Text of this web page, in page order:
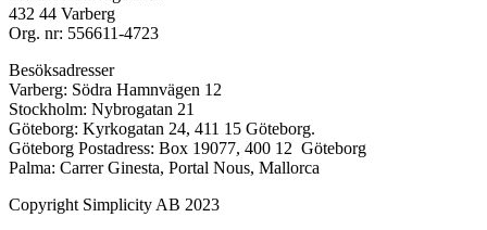
432 44 Varberg
Org. nr: 556611-4723
Besöksadresser
Varberg: Södra Hamnvägen 12
Stockholm: Nybrogatan 21
Göteborg: Kyrkogatan 24, 411 15 Göteborg.
Göteborg Postadress: Box 19077, 400 12 Göteborg
Palma: Carrer Ginesta, Portal Nous, Mallorca
Copyright Simplicity AB 2023